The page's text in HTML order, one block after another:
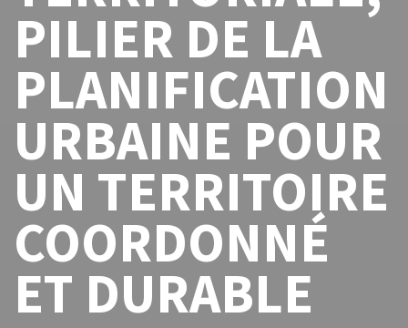
PILIER DE LA
PLANIFICATION
URBAINE POUR
UN TERRITOIRE
COORDONNÉ
ET DURABLE